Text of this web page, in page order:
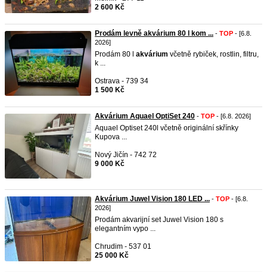
2 600 Kč
Prodám levně akvárium 80 l kom ... - TOP - [6.8.
2026]
Prodám 80 l akvárium včetně rybiček, rostlin, filtru,
k ...
Ostrava - 739 34
1 500 Kč
Akvárium Aquael OptiSet 240 - TOP - [6.8. 2026]
Aquael Optiset 240l včetně originální skřínky
Kupova ...
Nový Jičín - 742 72
9 000 Kč
Akvárium Juwel Vision 180 LED ... - TOP - [6.8.
2026]
Prodám akvarijní set Juwel Vision 180 s
elegantním vypo ...
Chrudim - 537 01
25 000 Kč